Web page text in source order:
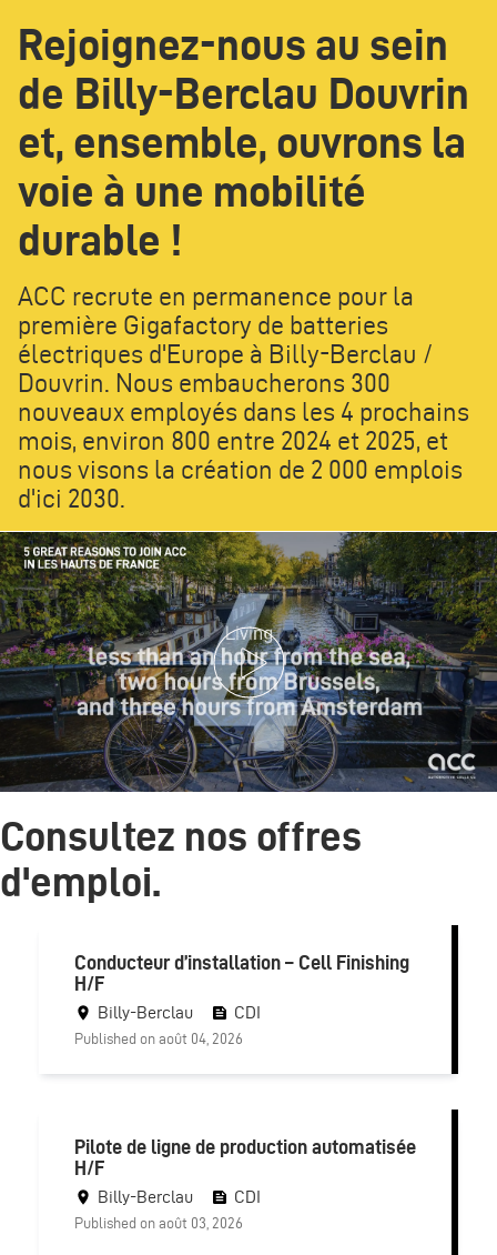
Rejoignez-nous au sein
de Billy-Berclau Douvrin
et, ensemble, ouvrons la
voie à une mobilité
durable !
ACC recrute en permanence pour la
première Gigafactory de batteries
électriques d'Europe à Billy-Berclau /
Douvrin. Nous embaucherons 300
nouveaux employés dans les 4 prochains
mois, environ 800 entre 2024 et 2025, et
nous visons la création de 2 000 emplois
d'ici 2030.
Consultez nos offres
d'emploi.
Conducteur d’installation – Cell Finishing
H/F
Billy-Berclau CDI
Published on août 04, 2026
Pilote de ligne de production automatisée
H/F
Billy-Berclau CDI
Published on août 03, 2026